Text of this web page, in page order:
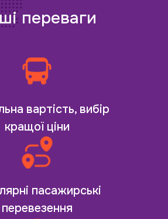
переваги
вартість, вибір
кращої ціни
пасажирські
перевезення